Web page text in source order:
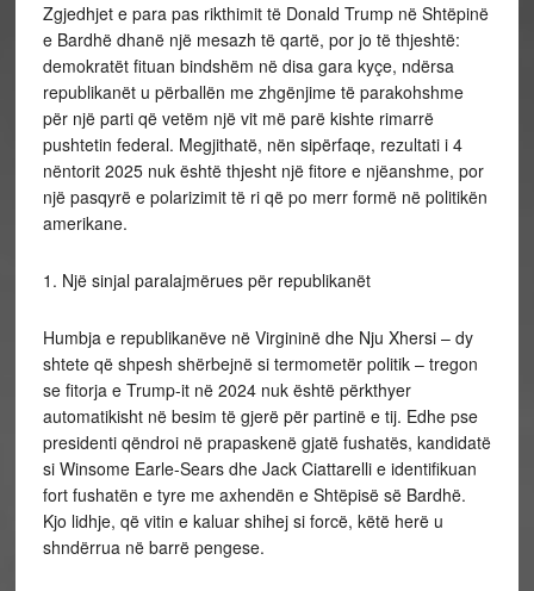
Zgjedhjet e para pas rikthimit të Donald Trump në Shtëpinë
e Bardhë dhanë një mesazh të qartë, por jo të thjeshtë:
demokratët fituan bindshëm në disa gara kyçe, ndërsa
republikanët u përballën me zhgënjime të parakohshme
për një parti që vetëm një vit më parë kishte rimarrë
pushtetin federal. Megjithatë, nën sipërfaqe, rezultati i 4
nëntorit 2025 nuk është thjesht një fitore e njëanshme, por
një pasqyrë e polarizimit të ri që po merr formë në politikën
amerikane.
1. Një sinjal paralajmërues për republikanët
Humbja e republikanëve në Virgininë dhe Nju Xhersi – dy
shtete që shpesh shërbejnë si termometër politik – tregon
se fitorja e Trump-it në 2024 nuk është përkthyer
automatikisht në besim të gjerë për partinë e tij. Edhe pse
presidenti qëndroi në prapaskenë gjatë fushatës, kandidatë
si Winsome Earle-Sears dhe Jack Ciattarelli e identifikuan
fort fushatën e tyre me axhendën e Shtëpisë së Bardhë.
Kjo lidhje, që vitin e kaluar shihej si forcë, këtë herë u
shndërrua në barrë pengese.